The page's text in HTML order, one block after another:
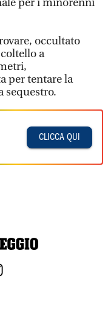
per i minorenni
occultato
a
per tentare la
sequestro.
CLICCA QUI